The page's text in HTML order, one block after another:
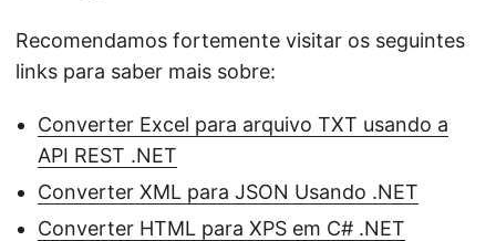
Recomendamos fortemente visitar os seguintes
links para saber mais sobre:
Converter Excel para arquivo TXT usando a
API REST .NET
Converter XML para JSON Usando .NET
Converter HTML para XPS em C# .NET